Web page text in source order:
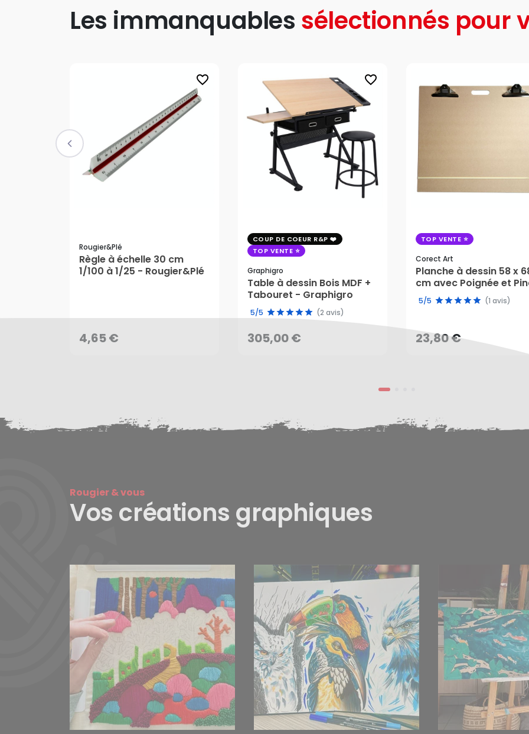
Les immanquables sélectionnés pour
favorite_border
Rougier&plé
Règle à échelle 30 cm
1/100 à 1/25 - Rougier&Plé
4,65 €AJOUTER AU PANIER
favorite_border
COUP DE COEUR R&P
TOP VENTE
Graphigro
Table à dessin Bois MDF +
Tabouret - Graphigro
5/5 (2 avis)
305,00 €
305,00 €
AJOUTER AU PANIER
TOP VENTE
Corect Art
Planche à dessin 58 x
cm avec Poignée et
- Corect Art
5/5 (1 avis)
23,80 €
23,80 €
AJOUTER AU PANIER
Rougier & vous
Vos créations graphiques